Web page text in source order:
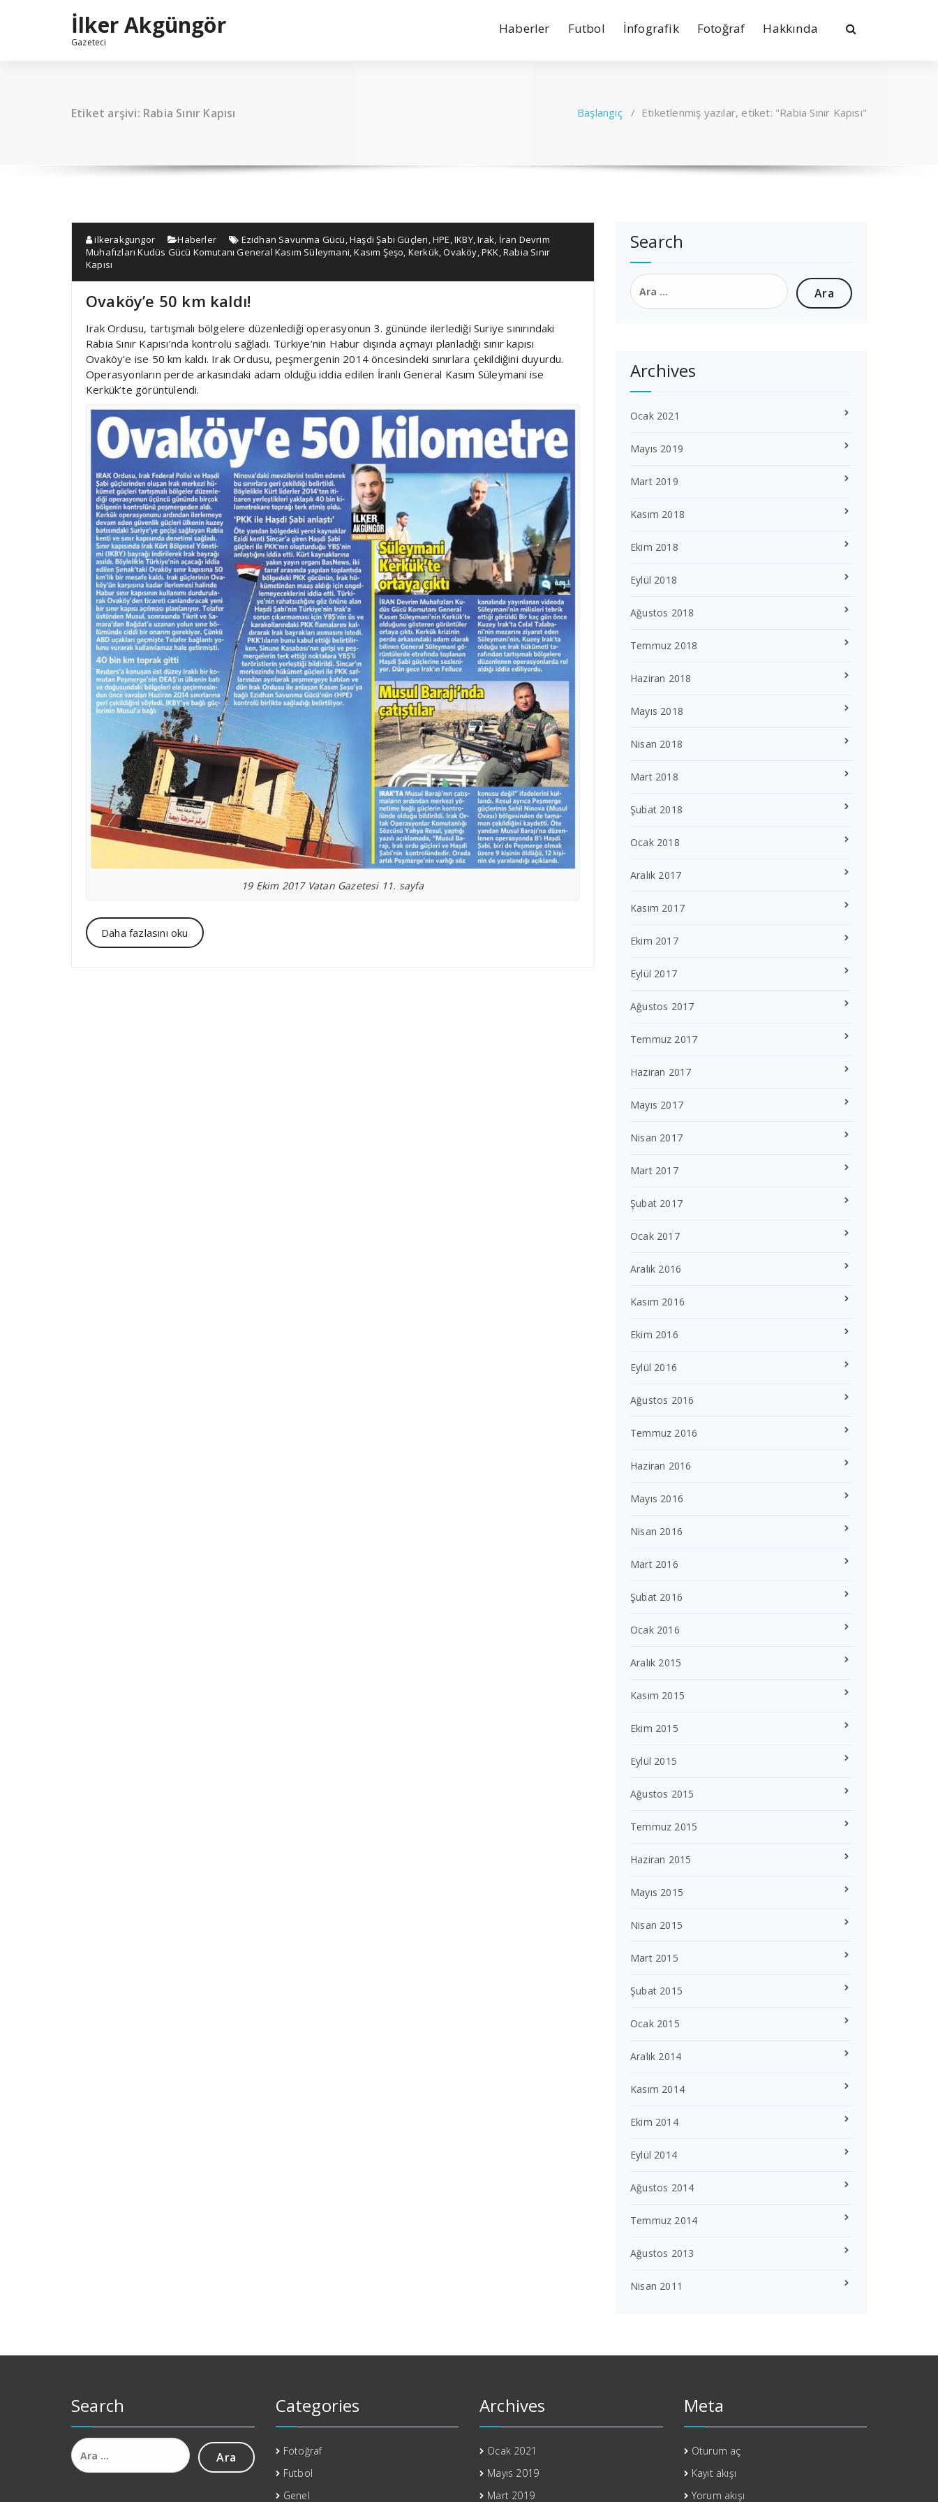
İlker Akgüngör
Gazeteci
Haberler Futbol İnfografik Fotoğraf Hakkında
Etiket arşivi: Rabia Sınır Kapısı Başlangıç/ Etiketlenmiş yazılar, etiket: "Rabia Sınır Kapısı"
ilkerakgungor Haberler Ezidhan Savunma Gücü,Haşdi Şabi Güçleri,HPE,IKBY,Irak, İran Devrim
Muhafızları Kudüs Gücü Komutanı General Kasım Süleymani,Kasım Şeşo, Kerkük,Ovaköy,PKK,Rabia Sınır
Kapısı
Ovaköy’e 50 km kaldı!
Irak Ordusu, tartışmalı bölgelere düzenlediği operasyonun 3. gününde ilerlediği Suriye sınırındaki
Rabia Sınır Kapısı’nda kontrolü sağladı. Türkiye’nin Habur dışında açmayı planladığı sınır kapısı
Ovaköy’e ise 50 km kaldı. Irak Ordusu, peşmergenin 2014 öncesindeki sınırlara çekildiğini duyurdu.
Operasyonların perde arkasındaki adam olduğu iddia edilen İranlı General Kasım Süleymani ise
Kerkük’te görüntülendi.
19 Ekim 2017 Vatan Gazetesi 11. sayfa
Daha fazlasını oku
Search
Arama:
Archives
Ocak 2021
Mayıs 2019
Mart 2019
Kasım 2018
Ekim 2018
Eylül 2018
Ağustos 2018
Temmuz 2018
Haziran 2018
Mayıs 2018
Nisan 2018
Mart 2018
Şubat 2018
Ocak 2018
Aralık 2017
Kasım 2017
Ekim 2017
Eylül 2017
Ağustos 2017
Temmuz 2017
Haziran 2017
Mayıs 2017
Nisan 2017
Mart 2017
Şubat 2017
Ocak 2017
Aralık 2016
Kasım 2016
Ekim 2016
Eylül 2016
Ağustos 2016
Temmuz 2016
Haziran 2016
Mayıs 2016
Nisan 2016
Mart 2016
Şubat 2016
Ocak 2016
Aralık 2015
Kasım 2015
Ekim 2015
Eylül 2015
Ağustos 2015
Temmuz 2015
Haziran 2015
Mayıs 2015
Nisan 2015
Mart 2015
Şubat 2015
Ocak 2015
Aralık 2014
Kasım 2014
Ekim 2014
Eylül 2014
Ağustos 2014
Temmuz 2014
Ağustos 2013
Nisan 2011
Search
Arama:
Categories
Fotoğraf
Futbol
Genel
Archives
Ocak 2021
Mayıs 2019
Mart 2019
Meta
Oturum aç
Kayıt akışı
Yorum akışı